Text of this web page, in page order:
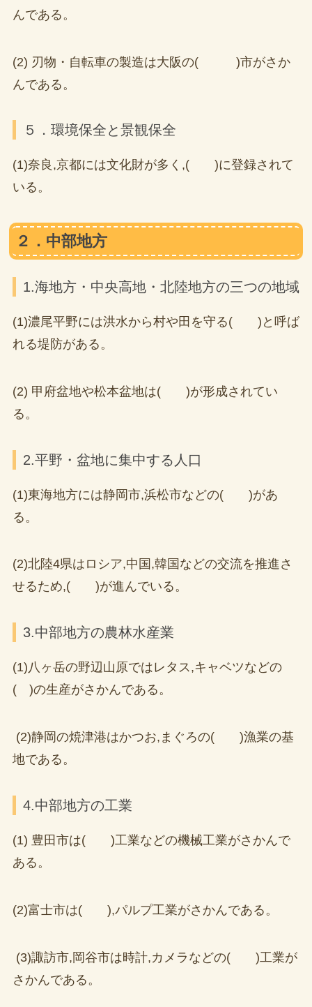
んである。
(2) 刃物・自転車の製造は大阪の( )市がさか
んである。
５．環境保全と景観保全
(1)奈良,京都には文化財が多く,( )に登録されて
いる。
２．中部地方
1.海地方・中央高地・北陸地方の三つの地域
(1)濃尾平野には洪水から村や田を守る( )と呼ば
れる堤防がある。
(2) 甲府盆地や松本盆地は( )が形成されてい
る。
2.平野・盆地に集中する人口
(1)東海地方には静岡市,浜松市などの( )があ
る。
(2)北陸4県はロシア,中国,韓国などの交流を推進さ
せるため,( )が進んでいる。
3.中部地方の農林水産業
(1)八ヶ岳の野辺山原ではレタス,キャベツなどの
( )の生産がさかんである。
(2)静岡の焼津港はかつお,まぐろの( )漁業の基
地である。
4.中部地方の工業
(1) 豊田市は( )工業などの機械工業がさかんで
ある。
(2)富士市は( ),パルプ工業がさかんである。
(3)諏訪市,岡谷市は時計,カメラなどの( )工業が
さかんである。